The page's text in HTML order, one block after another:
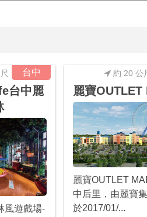
台中
台中麗
風遊戲場-
約 20 公
麗寶OUTLET
麗寶OUTLET
中后里，由麗寶
於2017/01/...